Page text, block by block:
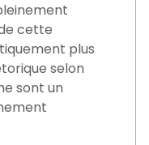
cette
plus
selon
sont un